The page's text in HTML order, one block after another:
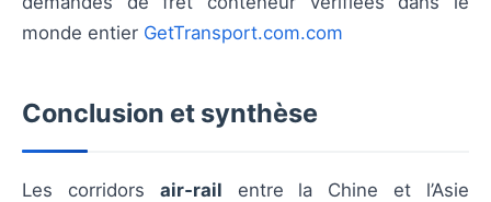
monde entier GetTransport.com.com
Conclusion et synthèse
Les corridors air‑rail entre la Chine et l’Asie